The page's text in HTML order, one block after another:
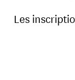
Les